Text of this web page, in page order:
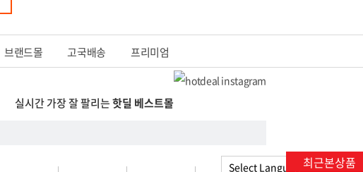
브랜드몰 고국배송 프리미엄
실시간 가장 잘 팔리는핫딜 베스트몰
최근본상품